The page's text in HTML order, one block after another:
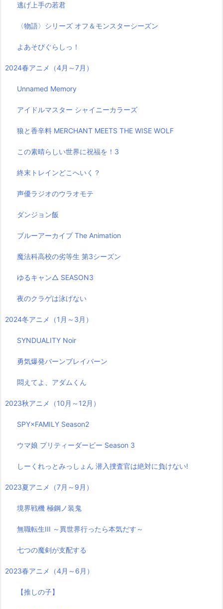
逃げ上手の若君
〈物語〉シリーズ オフ＆モンスターシーズン
よあそびぐらしっ！
2024春アニメ（4月～7月）
Unnamed Memory
アイドルマスター シャイニーカラーズ
狼と香辛料 MERCHANT MEETS THE WISE WOLF
この素晴らしい世界に祝福を！3
終末トレインどこへいく？
声優ラジオのウラオモテ
ダンジョン飯
ブルーアーカイブ The Animation
魔法科高校の劣等生 第3シーズン
ゆるキャン△ SEASON3
夜のクラゲは泳げない
2024冬アニメ（1月～3月）
SYNDUALITY Noir
勇気爆発バーンブレイバーン
悶えてよ、アダムくん
2023秋アニメ（10月～12月）
SPY×FAMILY Season2
ウマ娘 プリティーダービー Season 3
しーくれっとみっしょん 潜入捜査官は絶対に負けない!
2023夏アニメ（7月～9月）
境界戦機 極鋼ノ装鬼
無職転生III ～異世界行ったら本気だす～
七つの魔剣が支配する
2023春アニメ（4月～6月）
【推しの子】